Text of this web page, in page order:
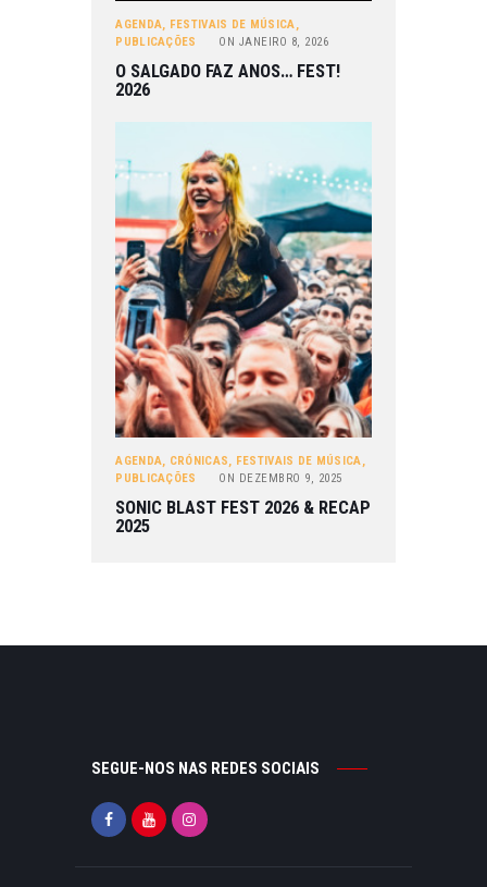
AGENDA, FESTIVAIS DE MÚSICA,
PUBLICAÇÕES
ON JANEIRO 8, 2026
O SALGADO FAZ ANOS… FEST!
2026
AGENDA, CRÓNICAS, FESTIVAIS DE MÚSICA,
PUBLICAÇÕES
ON DEZEMBRO 9, 2025
SONIC BLAST FEST 2026 & RECAP
2025
SEGUE-NOS NAS REDES SOCIAIS